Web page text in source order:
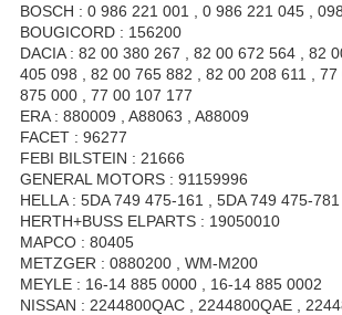
BOSCH : 0 986 221 001 , 0 986 221 045 ,
BOUGICORD : 156200
DACIA : 82 00 380 267 , 82 00 672 564 , 82
405 098 , 82 00 765 882 , 82 00 208 611 ,
875 000 , 77 00 107 177
ERA : 880009 , A88063 , A88009
FACET : 96277
FEBI BILSTEIN : 21666
GENERAL MOTORS : 91159996
HELLA : 5DA 749 475-161 , 5DA 749 475-781
HERTH+BUSS ELPARTS : 19050010
MAPCO : 80405
METZGER : 0880200 , WM-M200
MEYLE : 16-14 885 0000 , 16-14 885 0002
NISSAN : 2244800QAC , 2244800QAE ,